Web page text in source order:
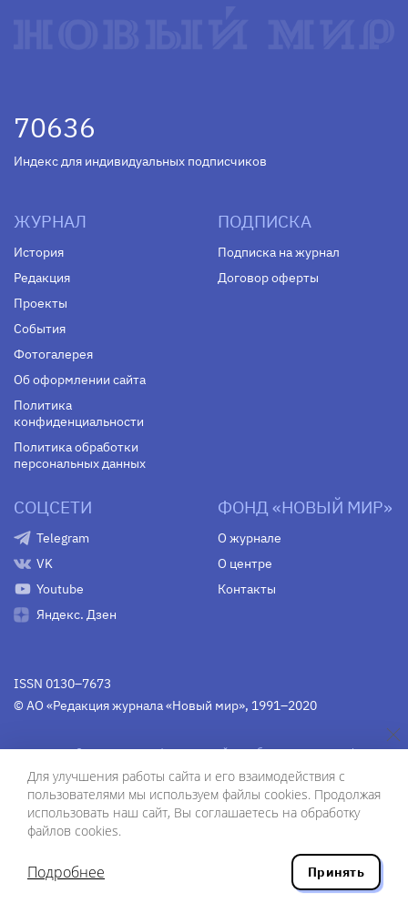
70636
Индекс для индивидуальных подписчиков
ЖУРНАЛ
История
Редакция
Проекты
События
Фотогалерея
Об оформлении сайта
Политика
конфиденциальности
Политика обработки
персональных данных
ПОДПИСКА
Подписка на журнал
Договор оферты
СОЦСЕТИ
Telegram
VK
Youtube
Яндекс. Дзен
ФОНД «НОВЫЙ МИР»
О журнале
О центре
Контакты
ISSN 0130–7673
© АО «Редакция журнала «Новый мир», 1991–2020
Свидетельство Федеральной службы по надзору в сфере
коммуникаций средства массовой информации
(Роскомнадзор)ПИ № Фс 77-75754 от 13 июня 2019 г.
Разработка сайта — ООО «Инфодизайн»
Для улучшения работы сайта и его взаимодействия с
пользователями мы используем файлы cookies. Продолжая
использовать наш сайт, Вы соглашаетесь на обработку
файлов cookies.
Подробнее Принять